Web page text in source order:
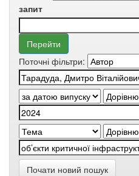
запит
Поточні фільтри:
Почати новий пошук